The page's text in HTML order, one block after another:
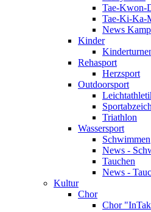
Tae-Kwon-
Tae-Ki-Ka-
News
Kinder
Rehasport
Herzsport
Outdoorsport
Triathlon
Wassersport
Schwimmen
News -
Tauchen
News -
Kultur
Chor
Chor